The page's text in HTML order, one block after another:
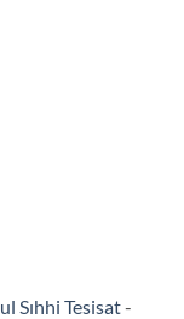
Sıhhi Tesisat-